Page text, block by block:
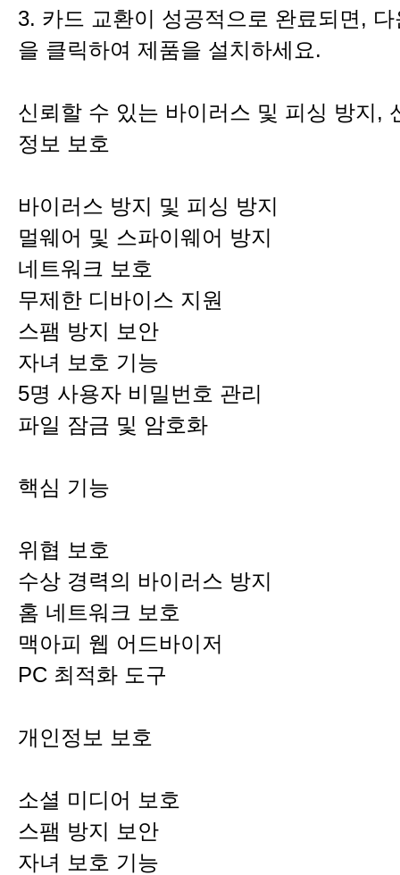
3. 카드 교환이 성공적으로 완료되면,
을 클릭하여 제품을 설치하세요.
신뢰할 수 있는 바이러스 및 피싱 방지,
정보 보호
바이러스 방지 및 피싱 방지
멀웨어 및 스파이웨어 방지
네트워크 보호
무제한 디바이스 지원
스팸 방지 보안
자녀 보호 기능
5명 사용자 비밀번호 관리
파일 잠금 및 암호화
핵심 기능
위협 보호
수상 경력의 바이러스 방지
홈 네트워크 보호
맥아피 웹 어드바이저
PC 최적화 도구
개인정보 보호
소셜 미디어 보호
스팸 방지 보안
자녀 보호 기능